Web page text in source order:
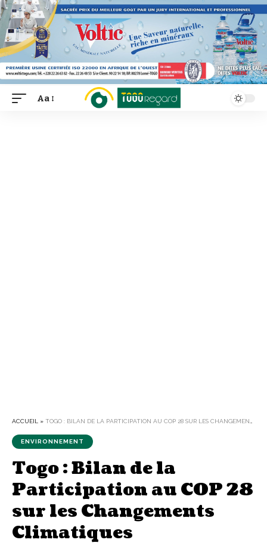
Font
Aa
ACCUEIL » TOGO : BILAN DE LA PARTICIPATION AU COP 28 SUR LES CHANGEMENTS CLIMATIQUES
ENVIRONNEMENT
Togo : Bilan de la
Participation au COP 28
sur les Changements
Climatiques